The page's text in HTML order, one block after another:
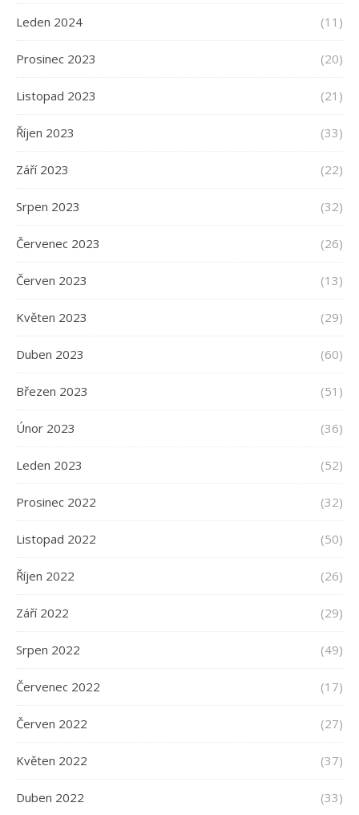
Leden 2024 (11)
Prosinec 2023 (20)
Listopad 2023 (21)
Říjen 2023 (33)
Září 2023 (22)
Srpen 2023 (32)
Červenec 2023 (26)
Červen 2023 (13)
Květen 2023 (29)
Duben 2023 (60)
Březen 2023 (51)
Únor 2023 (36)
Leden 2023 (52)
Prosinec 2022 (32)
Listopad 2022 (50)
Říjen 2022 (26)
Září 2022 (29)
Srpen 2022 (49)
Červenec 2022 (17)
Červen 2022 (27)
Květen 2022 (37)
Duben 2022 (33)